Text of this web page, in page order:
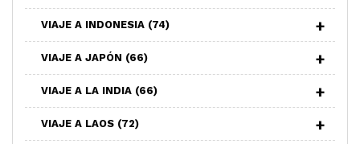
VIAJE A INDONESIA (74)
VIAJE A JAPÓN (66)
VIAJE A LA INDIA (66)
VIAJE A LAOS (72)